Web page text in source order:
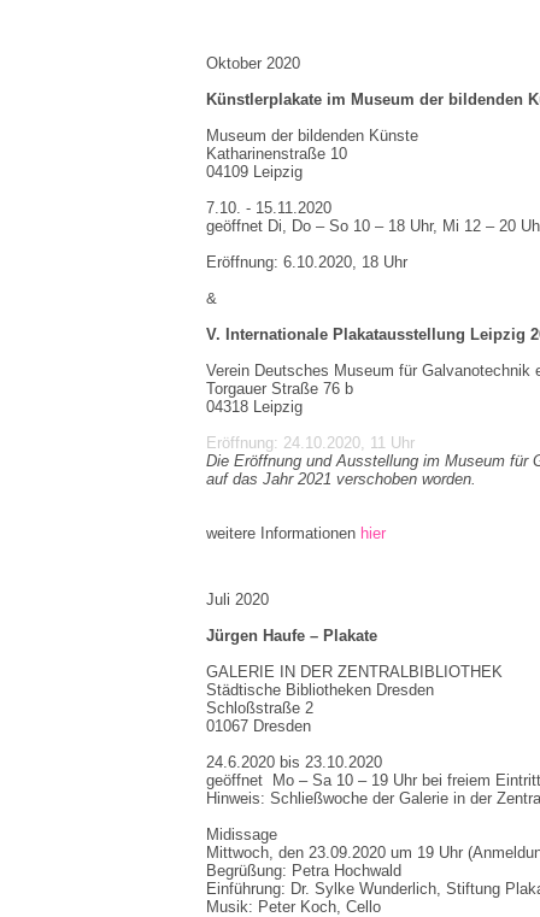
Oktober 2020
Künstlerplakate im Museum der bildenden
Museum der bildenden Künste
Katharinenstraße 10
04109 Leipzig
7.10. - 15.11.2020
geöffnet Di, Do – So 10 – 18 Uhr, Mi 12 – 20
Eröffnung: 6.10.2020, 18 Uhr
&
V. Internationale Plakatausstellung Leipzig
Verein Deutsches Museum für Galvanotechnik
Torgauer Straße 76 b
04318 Leipzig
Eröffnung: 24.10.2020, 11 Uhr
Die Eröffnung und Ausstellung im Museum für
auf das Jahr 2021 verschoben worden.
weitere Informationen hier
Juli 2020
Jürgen Haufe – Plakate
GALERIE IN DER ZENTRALBIBLIOTHEK
Städtische Bibliotheken Dresden
Schloßstraße 2
01067 Dresden
24.6.2020 bis 23.10.2020
geöffnet Mo – Sa 10 – 19 Uhr bei freiem Eintritt
Hinweis: Schließwoche der Galerie in der
Midissage
Mittwoch, den 23.09.2020 um 19 Uhr
Begrüßung: Petra Hochwald
Einführung: Dr. Sylke Wunderlich, Stiftung
Musik: Peter Koch, Cello